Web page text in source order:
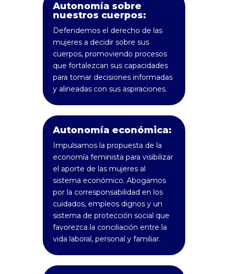
Autonomía sobre
nuestros cuerpos:
Defendemos el derecho de las
mujeres a decidir sobre sus
cuerpos, promoviendo procesos
que fortalezcan sus capacidades
para tomar decisiones informadas
y alineadas con sus aspiraciones.
Autonomía económica:
Impulsamos la propuesta de la
economía feminista para visibilizar
el aporte de las mujeres al
sistema económico. Abogamos
por la corresponsabilidad en los
cuidados, empleos dignos y un
sistema de protección social que
favorezca la conciliación entre la
vida laboral, personal y familiar.